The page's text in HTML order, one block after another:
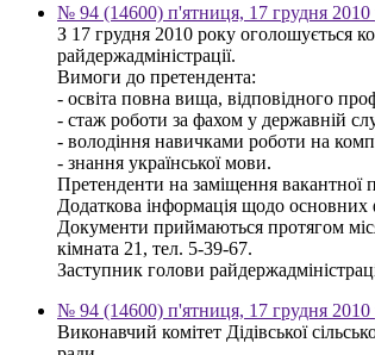
№ 94 (14600) п'ятниця, 17 грудня 2010
З 17 грудня 2010 року оголошується
райдержадміністрації.
Вимоги до претендента:
- освіта повна вища, відповідного
- стаж роботи за фахом у державній
- володіння навичками роботи на
- знання української мови.
Претенденти на заміщення вакантної
Додаткова інформація щодо основних
Документи приймаються протягом
кімната 21, тел. 5-39-67.
Заступник голови
№ 94 (14600) п'ятниця, 17 грудня 2010
Виконавчий комітет Дідівської